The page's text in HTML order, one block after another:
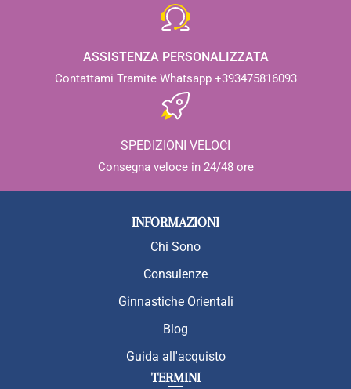
ASSISTENZA PERSONALIZZATA
Contattami Tramite Whatsapp +393475816093
SPEDIZIONI VELOCI
Consegna veloce in 24/48 ore
INFORMAZIONI
Chi Sono
Consulenze
Ginnastiche Orientali
Blog
Guida all'acquisto
TERMINI